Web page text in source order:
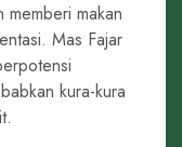
makan
Mas Fajar
kura-kura